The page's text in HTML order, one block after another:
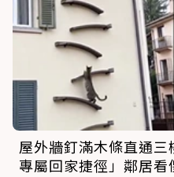
屋外牆釘滿木條直通
專屬回家捷徑」鄰居看